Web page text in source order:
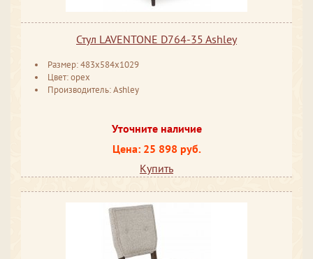
Стул LAVENTONE D764-35 Ashley
Размер: 483x584x1029
Цвет: орех
Производитель: Ashley
Уточните наличие
Цена: 25 898 руб.
Купить